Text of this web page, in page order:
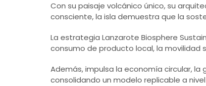
Con su paisaje volcánico único, su
consciente, la isla demuestra que la
La estrategia Lanzarote Biosphere
consumo de producto local, la movilidad
Además, impulsa la economía circular,
consolidando un modelo replicable a